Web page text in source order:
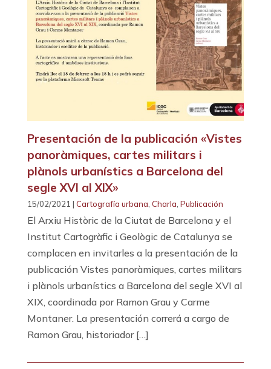
Presentación de la publicación «Vistes
panoràmiques, cartes militars i
plànols urbanístics a Barcelona del
segle XVI al XIX»
15/02/2021 | Cartografía urbana Charla Publicación
El Arxiu Històric de la Ciutat de Barcelona y el
Institut Cartogràfic i Geològic de Catalunya se
complacen en invitarles a la presentación de la
publicación Vistes panoràmiques, cartes militars
i plànols urbanístics a Barcelona del segle XVI al
XIX, coordinada por Ramon Grau y Carme
Montaner. La presentación correrá a cargo de
Ramon Grau, historiador […]